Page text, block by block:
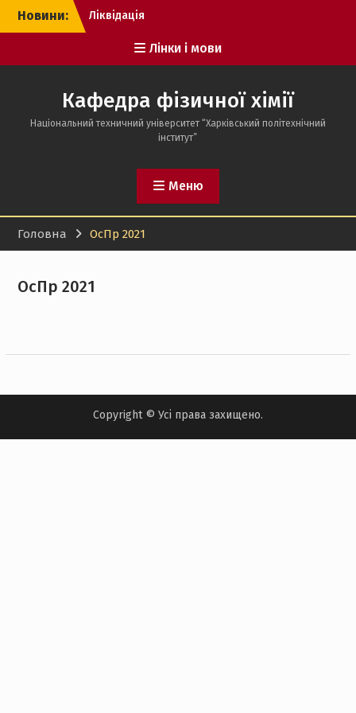
Перейти
Новини:
Ліквідація
Лінки і мови
Кафедра фізичної хімії
Національний техничний університет “Харківський політехнічний
інститут”
Меню
Головна ОсПр 2021
ОсПр 2021
Copyright © Усі права захищено.